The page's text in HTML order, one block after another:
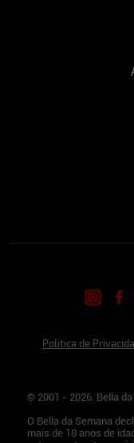
Politica de
© 2001 - 2026. Bella
O Bella da Semana
mais de 18 anos de